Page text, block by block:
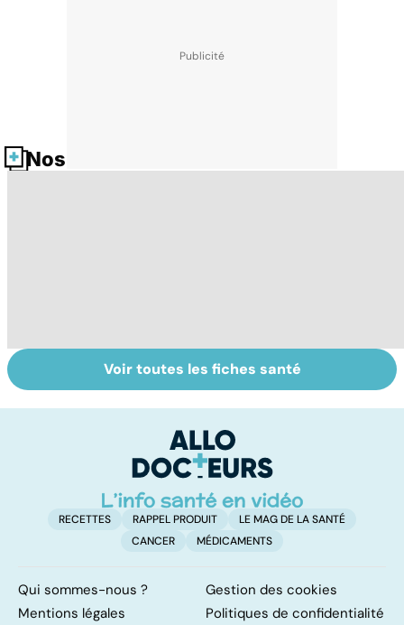
Nos fiches santé
Nécrose : quand
les tissus
Qu'est-ce que
l'index
Voir toutes les fiches santé
RECETTES RAPPEL PRODUIT
LE MAG DE LA SANTÉ
CANCER
MÉDICAMENTS
Qui sommes-nous ?
Gestion des cookies
Mentions légales
Politiques de confidentialité